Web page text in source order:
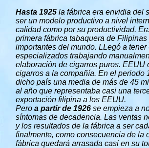
Hasta 1925 la fábrica era envidia del
ser un modelo productivo a nivel
calidad como por su productividad.
primera fábrica tabaquera de
importantes del mundo. LLegó a
especializados trabajando
elaboración de cigarros puros. EEUU
cigarros a la compañía. En el periodo
dicho país una media de más de 45
al año que representaba casi una
exportación filipina a los EEUU.
Pero a partir de 1926 se empieza a
síntomas de decadencia. Las ventas
y los resultados de la fábrica a ser
finalmente, como consecuencia de la
fábrica quedará arrasada casi en su